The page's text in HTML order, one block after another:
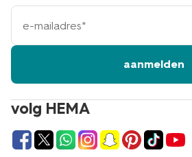
volg HEMA
e-
mailadres
aanmelden